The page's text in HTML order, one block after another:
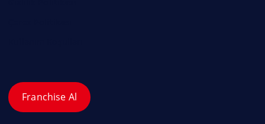
Franchise Al